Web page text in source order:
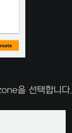
을 선택합니다.